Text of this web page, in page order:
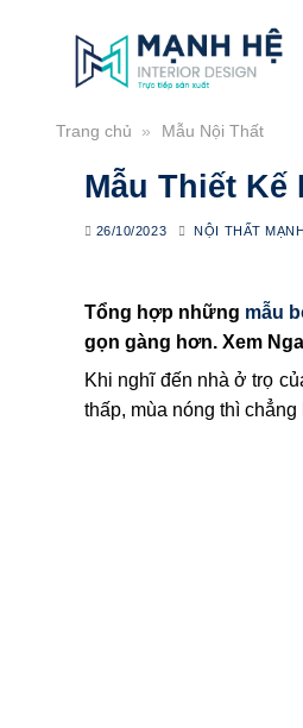
Trang chủ » Mẫu Nội Thất
Mẫu Thiết Kế
26/10/2023 NỘI THẤT
Tổng hợp những mẫu
gọn gàng hơn. Xem
Khi nghĩ đến nhà ở trọ
thấp, mùa nóng thì